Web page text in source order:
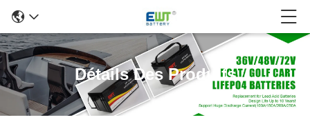
Détails Des Produits